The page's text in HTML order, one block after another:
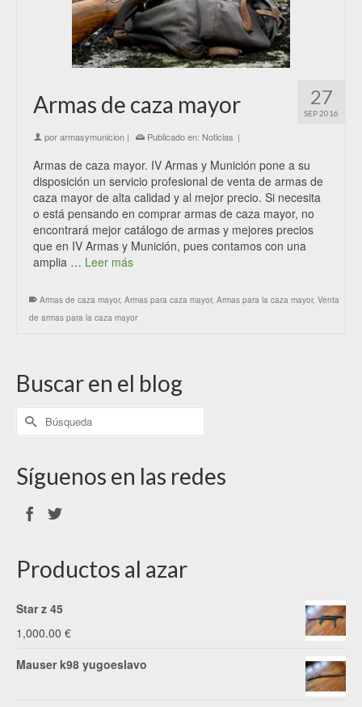
27
SEP 2016
Armas de caza mayor
porarmasymunicion | Publicado en: Noticias |
Armas de caza mayor. IV Armas y Munición pone a su
disposición un servicio profesional de venta de armas de
caza mayor de alta calidad y al mejor precio. Si necesita
o está pensando en comprar armas de caza mayor, no
encontrará mejor catálogo de armas y mejores precios
que en IV Armas y Munición, pues contamos con una
amplia … Leer más
Armas de caza mayor, Armas para caza mayor, Armas para la caza mayor, Venta
de armas para la caza mayor
Buscar en el blog
Síguenos en las redes
Productos al azar
Star z 45
1,000.00 €
Mauser k98 yugoeslavo